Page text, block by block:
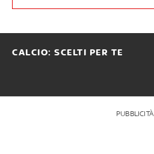
CALCIO: SCELTI PER TE
PUBBLICITÀ